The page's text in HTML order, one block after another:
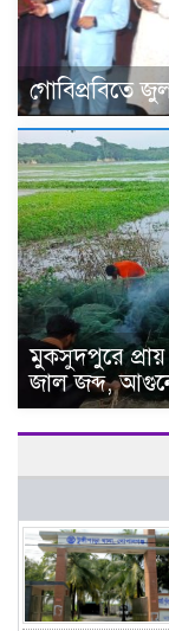
গোবিপ্রবিতে
মুকসুদপুরে প্রায়
জাল জব্দ,